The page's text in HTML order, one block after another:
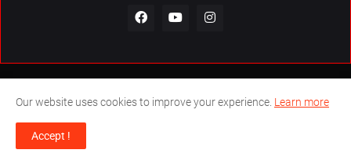
© Copyrights 2026. All Rights Reserved. Technical Support by
About Us Contact Us The Focus India Policy
Our website uses cookies to improve your experience. Learn more
Accept !